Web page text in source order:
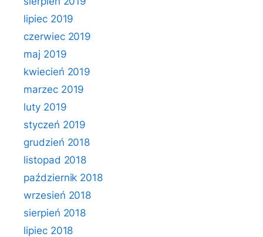
lipiec 2019
czerwiec 2019
maj 2019
kwiecień 2019
marzec 2019
luty 2019
styczeń 2019
grudzień 2018
listopad 2018
październik 2018
wrzesień 2018
sierpień 2018
lipiec 2018